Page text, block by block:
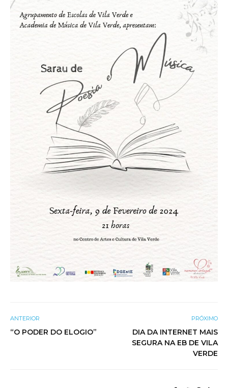
ANTERIOR
“O PODER DO ELOGIO”
PRÓXIMO
DIA DA INTERNET MAIS
SEGURA NA EB DE VILA
VERDE